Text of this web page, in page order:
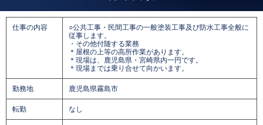
仕事の内容
○公共工事・民間工事の一般塗装工事及び防水工事全般に
従事します。
・その他付随する業務
＊屋根の上等の高所作業があります。
＊現場は、鹿児島県・宮崎県内一円です。
＊現場までは乗り合せて向かいます。
勤務地 鹿児島県霧島市
転勤 なし